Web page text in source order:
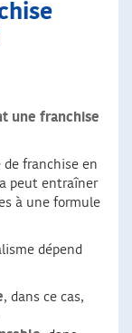
une franchise
de franchise en
peut entraîner
à une formule
dépend
, dans ce cas,